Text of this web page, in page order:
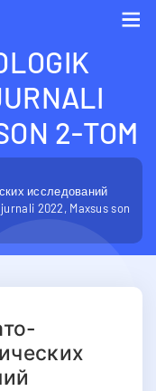
2-TOM
исследований
2022, Maxsus son